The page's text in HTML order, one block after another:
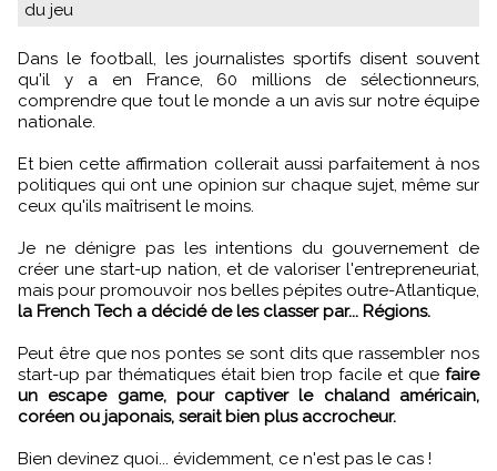
du jeu
Dans le football, les journalistes sportifs disent souvent
qu'il y a en France, 60 millions de sélectionneurs,
comprendre que tout le monde a un avis sur notre équipe
nationale.
Et bien cette affirmation collerait aussi parfaitement à nos
politiques qui ont une opinion sur chaque sujet, même sur
ceux qu'ils maîtrisent le moins.
Je ne dénigre pas les intentions du gouvernement de
créer une start-up nation, et de valoriser l'entrepreneuriat,
mais pour promouvoir nos belles pépites outre-Atlantique,
la French Tech a décidé de les classer par... Régions.
Peut être que nos pontes se sont dits que rassembler nos
start-up par thématiques était bien trop facile et que faire
un escape game, pour captiver le chaland américain,
coréen ou japonais, serait bien plus accrocheur.
Bien devinez quoi... évidemment, ce n'est pas le cas !